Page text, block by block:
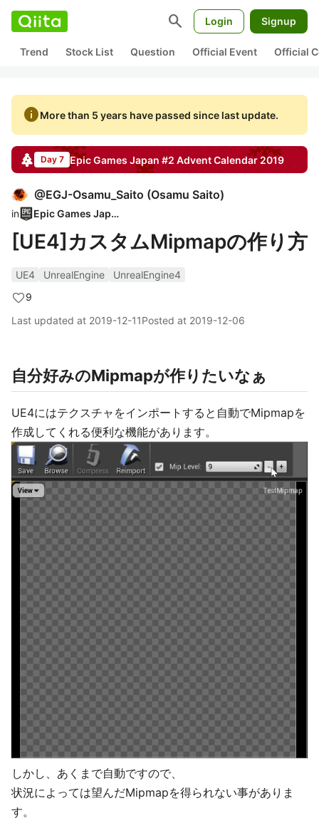
search Login Signup
Trend Stock List Question Official Event Official
infoMore than 5 years have passed since last update.
Day 7 Epic Games Japan #2 Advent Calendar2019
@EGJ-Osamu_Saito (Osamu Saito)
in Epic Games Japan
[UE4]カスタムMipmapの作り方
UE4 UnrealEngine
UnrealEngine4
9
Last updated at 2019-12-11Posted at 2019-12-06
自分好みのMipmapが作りたいなぁ
UE4にはテクスチャをインポートすると自動でMipmapを
作成してくれる便利な機能があります。
しかし、あくまで自動ですので、
状況によっては望んだMipmapを得られない事がありま
す。